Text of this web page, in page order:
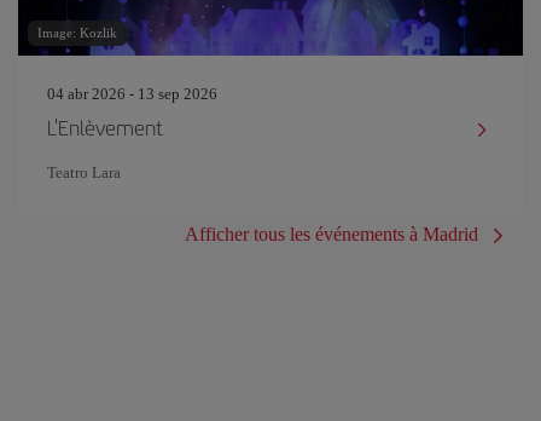
Image: Kozlik
04 abr 2026 - 13 sep 2026
L'Enlèvement
Teatro Lara
Afficher tous les événements à Madrid